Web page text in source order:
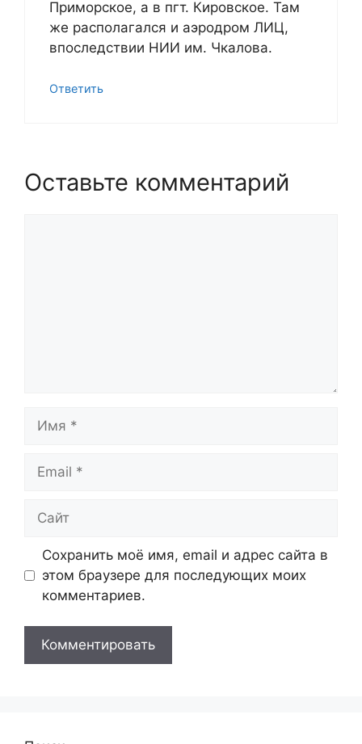
Приморское, а в пгт. Кировское. Там
же располагался и аэродром ЛИЦ,
впоследствии НИИ им. Чкалова.
Ответить
Оставьте комментарий
Сохранить моё имя, email и адрес сайта в
этом браузере для последующих моих
комментариев.